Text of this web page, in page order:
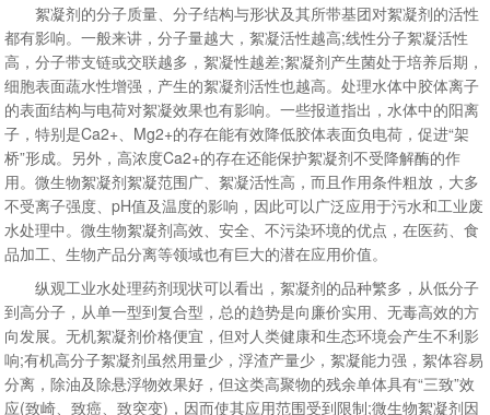
絮凝剂的分子质量、分子结构与形状及其所带基团对絮凝剂的活性
都有影响。一般来讲，分子量越大，絮凝活性越高;线性分子絮凝活性
高，分子带支链或交联越多，絮凝性越差;絮凝剂产生菌处于培养后期，
细胞表面蔬水性增强，产生的絮凝剂活性也越高。处理水体中胶体离子
的表面结构与电荷对絮凝效果也有影响。一些报道指出，水体中的阳离
子，特别是Ca2+、Mg2+的存在能有效降低胶体表面负电荷，促进“架
桥”形成。另外，高浓度Ca2+的存在还能保护絮凝剂不受降解酶的作
用。微生物絮凝剂絮凝范围广、絮凝活性高，而且作用条件粗放，大多
不受离子强度、pH值及温度的影响，因此可以广泛应用于污水和工业废
水处理中。微生物絮凝剂高效、安全、不污染环境的优点，在医药、食
品加工、生物产品分离等领域也有巨大的潜在应用价值。
纵观工业水处理药剂现状可以看出，絮凝剂的品种繁多，从低分子
到高分子，从单一型到复合型，总的趋势是向廉价实用、无毒高效的方
向发展。无机絮凝剂价格便宜，但对人类健康和生态环境会产生不利影
响;有机高分子絮凝剂虽然用量少，浮渣产量少，絮凝能力强，絮体容易
分离，除油及除悬浮物效果好，但这类高聚物的残余单体具有“三致”效
应(致崎、致癌、致突变)，因而使其应用范围受到限制;微生物絮凝剂因